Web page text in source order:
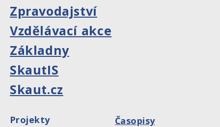
Zpravodajství
Vzdělávací akce
Základny
SkautIS
Skaut.cz
Projekty Časopisy